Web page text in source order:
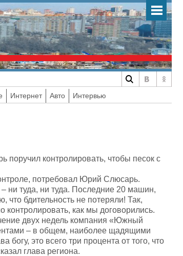
Интернет Авто Интервью
контролировать, чтобы песок с
потребовал Юрий Слюсарь.
ни туда, ни туда. Последние 20 машин,
бдительность не потеряли! Так,
контролировать, как мы договорились.
двух недель компания «Южный
– в общем, наиболее щадящими
богу, это всего три процента от того, что
глава региона.